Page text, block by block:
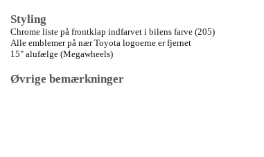
Styling
Chrome liste på frontklap indfarvet i bilens farve (205)
Alle emblemer på nær Toyota logoerne er fjernet
15" alufælge (Megawheels)
Øvrige bemærkninger